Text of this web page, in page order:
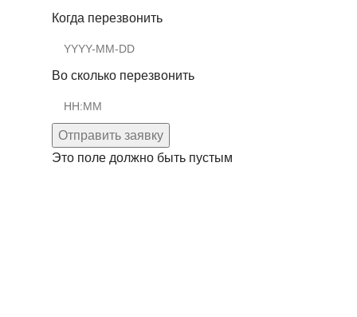
Когда перезвонить
Во сколько перезвонить
Отправить заявку
Это поле должно быть пустым